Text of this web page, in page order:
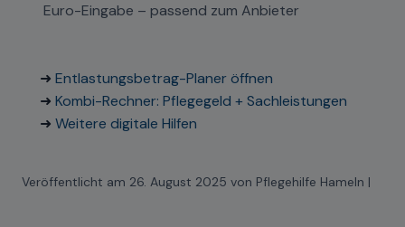
Euro-Eingabe – passend zum Anbieter
➜ Entlastungsbetrag-Planer öffnen
➜ Kombi-Rechner: Pflegegeld + Sachleistungen
➜ Weitere digitale Hilfen
Veröffentlicht am 26. August 2025 von Pflegehilfe Hameln |